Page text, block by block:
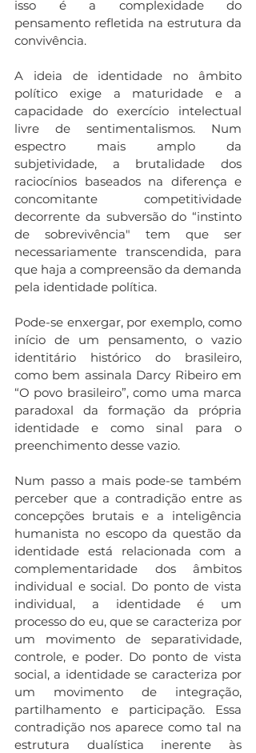
isso é a complexidade do
pensamento refletida na estrutura da
convivência.
A ideia de identidade no âmbito
político exige a maturidade e a
capacidade do exercício intelectual
livre de sentimentalismos. Num
espectro mais amplo da
subjetividade, a brutalidade dos
raciocínios baseados na diferença e
concomitante competitividade
decorrente da subversão do “instinto
de sobrevivência" tem que ser
necessariamente transcendida, para
que haja a compreensão da demanda
pela identidade política.
Pode-se enxergar, por exemplo, como
início de um pensamento, o vazio
identitário histórico do brasileiro,
como bem assinala Darcy Ribeiro em
“O povo brasileiro”, como uma marca
paradoxal da formação da própria
identidade e como sinal para o
preenchimento desse vazio.
Num passo a mais pode-se também
perceber que a contradição entre as
concepções brutais e a inteligência
humanista no escopo da questão da
identidade está relacionada com a
complementaridade dos âmbitos
individual e social. Do ponto de vista
individual, a identidade é um
processo do eu, que se caracteriza por
um movimento de separatividade,
controle, e poder. Do ponto de vista
social, a identidade se caracteriza por
um movimento de integração,
partilhamento e participação. Essa
contradição nos aparece como tal na
estrutura dualística inerente às